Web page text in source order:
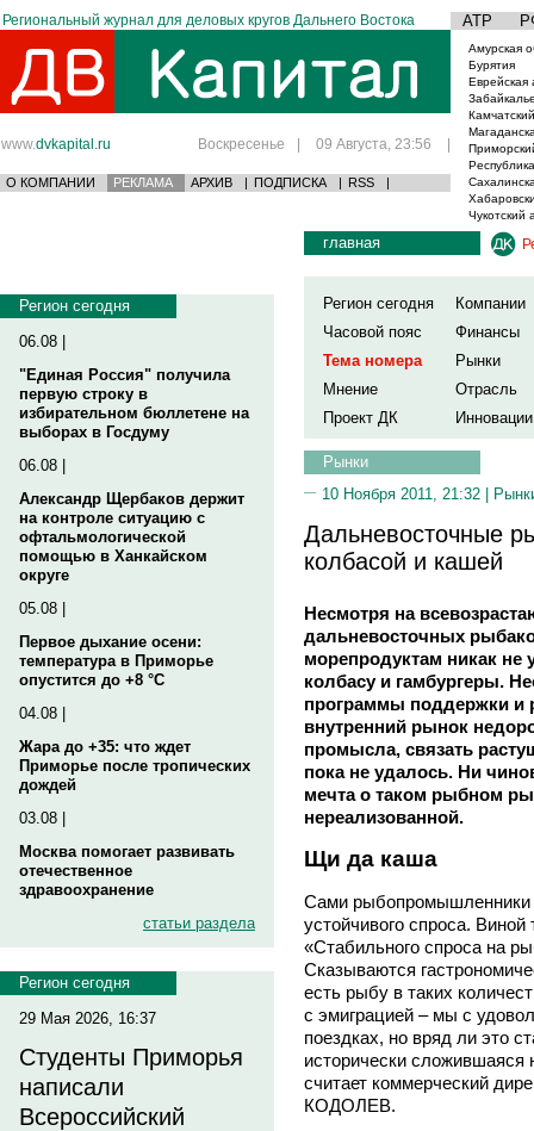
Региональный журнал для деловых кругов Дальнего Востока АТР
www.dvkapital.ru Воскресенье | 09 Августа, 23:56 |
О КОМПАНИИ РЕКЛАМА АРХИВ | ПОДПИСКА | RSS |
Амурская
Бурятия
Еврейская
Чукотский
Регион сегодня
06.08 |
"Единая Россия" получила
первую строку в
избирательном бюллетене на
выборах в Госдуму
06.08 |
Александр Щербаков держит
на контроле ситуацию с
офтальмологической
помощью в Ханкайском
округе
05.08 |
Первое дыхание осени:
температура в Приморье
опустится до +8 °C
04.08 |
Жара до +35: что ждет
Приморье после тропических
дождей
03.08 |
Москва помогает развивать
отечественное
здравоохранение
статьи раздела
Регион сегодня
29 Мая 2026, 16:37
Студенты Приморья
написали
Всероссийский
главная
Регион сегодня
Компании
Часовой пояс
Финансы
Тема номера
Рынки
Мнение
Отрасль
Проект ДК
Инновации
Рынки
10 Ноября 2011, 21:32 |
Дальневосточные
колбасой и кашей
Несмотря на
дальневосточных
морепродуктам никак не
колбасу и гамбургеры.
программы поддержки и
внутренний рынок
промысла, связать
пока не удалось. Ни
мечта о таком рыбном
нереализованной.
Щи да каша
Сами рыбопромышленники
устойчивого спроса.
«Стабильного спроса на
Сказываются
есть рыбу в таких
с эмиграцией – мы с
поездках, но вряд ли это
исторически сложившаяся
считает коммерческий
КОДОЛЕВ.